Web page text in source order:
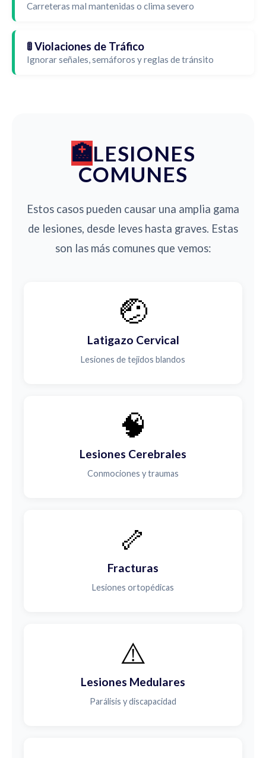
Carreteras mal mantenidas o clima severo
🚦 Violaciones de Tráfico
Ignorar señales, semáforos y reglas de tránsito
LESIONES
COMUNES
Estos casos pueden causar una amplia gama
de lesiones, desde leves hasta graves. Estas
son las más comunes que vemos:
🤕
Latigazo Cervical
Lesiones de tejidos blandos
🧠
Lesiones Cerebrales
Conmociones y traumas
🦴
Fracturas
Lesiones ortopédicas
⚠️
Lesiones Medulares
Parálisis y discapacidad